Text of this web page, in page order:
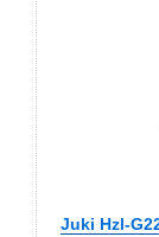
Juki Hzl-